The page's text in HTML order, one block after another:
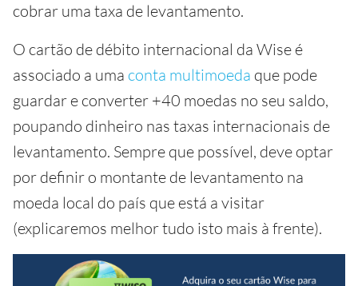
cobrar uma taxa de levantamento.
O cartão de débito internacional da Wise é
associado a uma conta multimoeda que pode
guardar e converter +40 moedas no seu saldo,
poupando dinheiro nas taxas internacionais de
levantamento. Sempre que possível, deve optar
por definir o montante de levantamento na
moeda local do país que está a visitar
(explicaremos melhor tudo isto mais à frente).